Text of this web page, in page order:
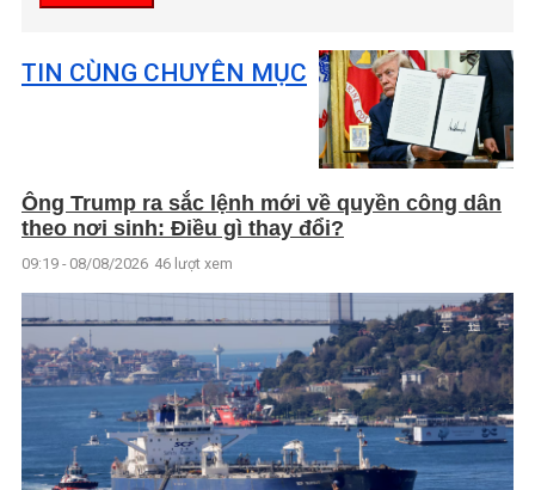
TIN CÙNG CHUYÊN MỤC
Ông Trump ra sắc lệnh mới về quyền công dân
theo nơi sinh: Điều gì thay đổi?
09:19 - 08/08/2026 46 lượt xem